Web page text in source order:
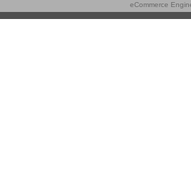
eCommerce